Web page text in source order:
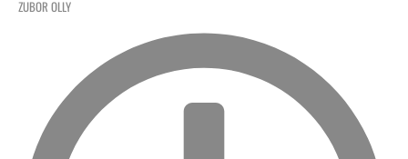
ZUBOR OLLY